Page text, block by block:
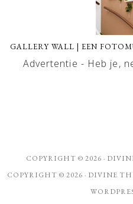
GALLERY WALL | EEN
Advertentie - Heb je,
COPYRIGHT © 2026 ·
COPYRIGHT © 2026 · DIVINE